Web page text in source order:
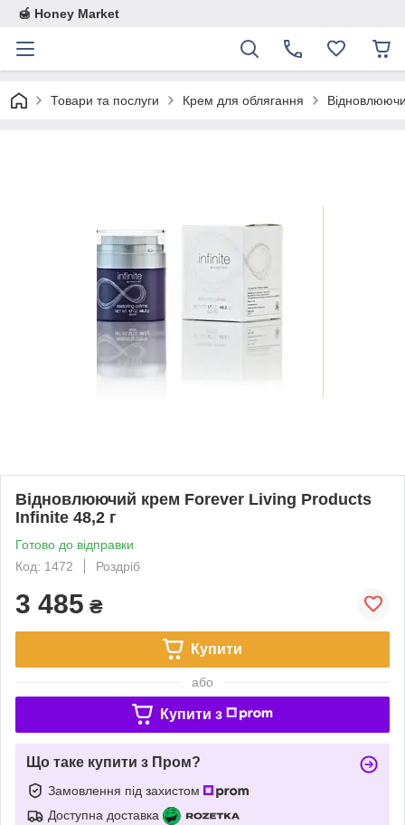
🍯 Honey Market
Товари та послуги Крем для облягання
Відновлюючий крем Forever Living Products
Infinite 48,2 г
Готово до відправки
Код: 1472
Роздріб
3 485 ₴
Купити
або
Купити з
Що таке купити з Пром?
Замовлення під захистом
Доступна доставка